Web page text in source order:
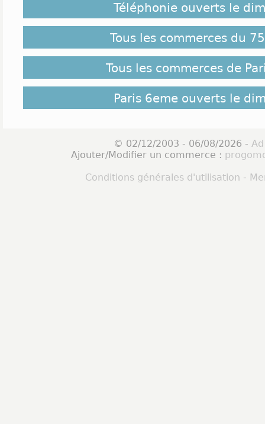
Téléphonie ouverts le
Tous les commerces du
Tous les commerces de
Paris 6eme ouverts le
© 02/12/2003 - 06/08/2026 -
Ajouter/Modifier un commerce :
Conditions générales d'utilisation -